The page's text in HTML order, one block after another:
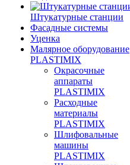
Штукатурные станции
Фасадные системы
Уценка
Малярное оборудование
PLASTIMIX
Окрасочные
аппараты
PLASTIMIX
Расходные
материалы
PLASTIMIX
Шлифовальные
машины
PLASTIMIX